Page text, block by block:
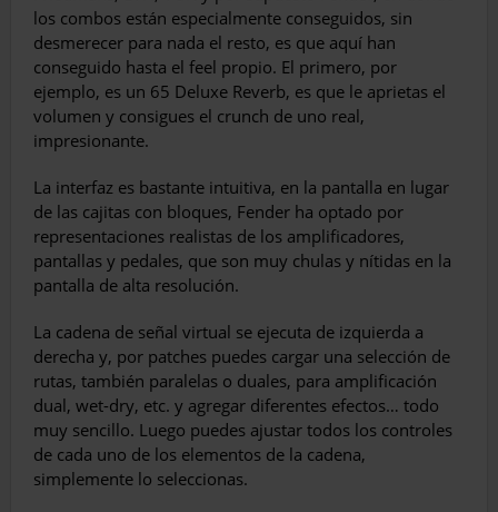
los combos están especialmente conseguidos, sin
desmerecer para nada el resto, es que aquí han
conseguido hasta el feel propio. El primero, por
ejemplo, es un 65 Deluxe Reverb, es que le aprietas el
volumen y consigues el crunch de uno real,
impresionante.
La interfaz es bastante intuitiva, en la pantalla en lugar
de las cajitas con bloques, Fender ha optado por
representaciones realistas de los amplificadores,
pantallas y pedales, que son muy chulas y nítidas en la
pantalla de alta resolución.
La cadena de señal virtual se ejecuta de izquierda a
derecha y, por patches puedes cargar una selección de
rutas, también paralelas o duales, para amplificación
dual, wet-dry, etc. y agregar diferentes efectos… todo
muy sencillo. Luego puedes ajustar todos los controles
de cada uno de los elementos de la cadena,
simplemente lo seleccionas.